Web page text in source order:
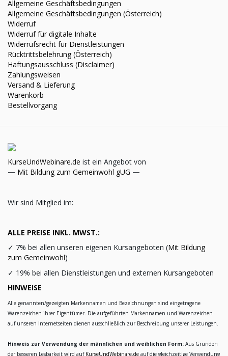
Allgemeine Geschäftsbedingungen
Allgemeine Geschäftsbedingungen (Österreich)
Widerruf
Widerruf für digitale Inhalte
Widerrufsrecht für Dienstleistungen
Rücktrittsbelehrung (Österreich)
Haftungsausschluss (Disclaimer)
Zahlungsweisen
Versand & Lieferung
Warenkorb
Bestellvorgang
KurseUndWebinare.de ist ein Angebot von
— Mit Bildung zum Gemeinwohl gUG —
Wir sind Mitglied im:
ALLE PREISE INKL. MWST.:
✓ 7% bei allen unseren eigenen Kursangeboten (Mit Bildung
zum Gemeinwohl)
✓ 19% bei allen Dienstleistungen und externen Kursangeboten
HINWEISE
Alle genannten/gezeigten Markennamen und Bezeichnungen sind eingetragene
Warenzeichen ihrer Eigentümer. Die aufgeführten Markennamen und Warenzeichen
auf unseren Internetseiten dienen ausschließlich zur Beschreibung unserer Leistungen.
Hinweis zur Verwendung der männlichen und weiblichen Form: Aus Gründen
der besseren Lesbarkeit wird auf KurseUndWebinare.de auf die gleichzeitige Verwendung